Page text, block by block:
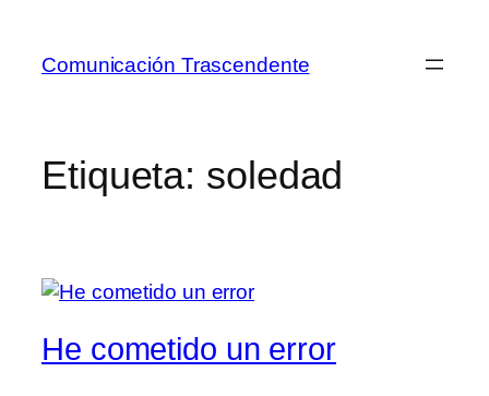
contenido
Comunicación Trascendente
Etiqueta: soledad
He cometido un error